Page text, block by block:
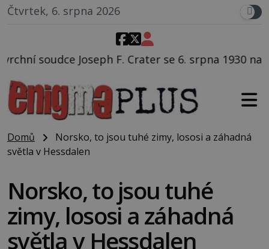
Čtvrtek, 6. srpna 2026
Crater se 6. srpna 1930 navečeří ve své
Domů
Norsko, to jsou tuhé zimy, lososi a záhadná
světla v Hessdalen
Norsko, to jsou tuhé
zimy, lososi a záhadná
světla v Hessdalen